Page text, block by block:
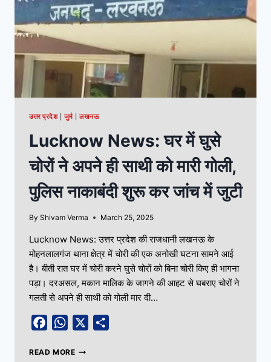
उत्तर प्रदेश|जुर्म|लखनऊ
Lucknow News: घर में घुसे
चोरों ने अपने ही साथी को मारी गोली,
पुलिस नाकाबंदी शुरू कर जांच में जुटी
By Shivam Verma March 25, 2025
Lucknow News: उत्तर प्रदेश की राजधानी लखनऊ के
मोहनलालगंज थाना क्षेत्र में चोरी की एक अनोखी घटना सामने आई
है। बीती रात घर में चोरी करने घुसे चोरों को बिना चोरी किए ही भागना
पड़ा। दरअसल, मकान मालिक के जागने की आहट से घबराए चोरों ने
गलती से अपने ही साथी को गोली मार दी…
FacebookWhatsApp
READ MORE